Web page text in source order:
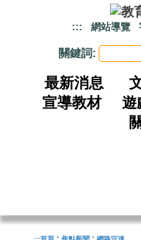
::: 網站導覽
關鍵詞:
最新消息
宣導教材
遊